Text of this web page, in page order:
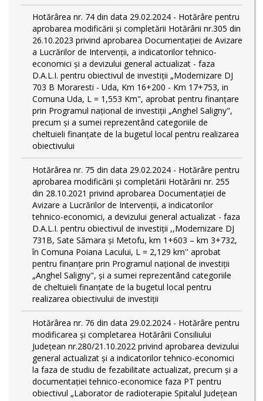
Hotărârea nr. 74 din data 29.02.2024 - Hotărâre pentru
aprobarea modificării şi completării Hotărârii nr.305 din
26.10.2023 privind aprobarea Documentației de Avizare
a Lucrărilor de Intervenții, a indicatorilor tehnico-
economici și a devizului general actualizat - faza
D.A.L.I. pentru obiectivul de investiţii „Modernizare DJ
703 B Moraresti - Uda, Km 16+200 - Km 17+753, in
Comuna Uda, L = 1,553 Km", aprobat pentru finanțare
prin Programul național de investiții „Anghel Saligny",
precum și a sumei reprezentând categoriile de
cheltuieli finanțate de la bugetul local pentru realizarea
obiectivului
Hotărârea nr. 75 din data 29.02.2024 - Hotărâre pentru
aprobarea modificării şi completării Hotărârii nr. 255
din 28.10.2021 privind aprobarea Documentației de
Avizare a Lucrărilor de Intervenții, a indicatorilor
tehnico-economici, a devizului general actualizat - faza
D.A.L.I. pentru obiectivul de investiţii ,,Modernizare DJ
731B, Sate Sămara și Metofu, km 1+603 – km 3+732,
în Comuna Poiana Lacului, L = 2,129 km'' aprobat
pentru finanțare prin Programul național de investiții
„Anghel Saligny", și a sumei reprezentând categoriile
de cheltuieli finanțate de la bugetul local pentru
realizarea obiectivului de investiții
Hotărârea nr. 76 din data 29.02.2024 - Hotărâre pentru
modificarea și completarea Hotărârii Consiliului
Județean nr.280/21.10.2022 privind aprobarea devizului
general actualizat și a indicatorilor tehnico-economici
la faza de studiu de fezabilitate actualizat, precum și a
documentației tehnico-economice faza PT pentru
obiectivul „Laborator de radioterapie Spitalul Județean